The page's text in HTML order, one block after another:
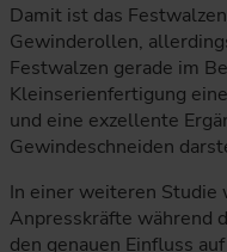
Damit ist das
Gewinderollen,
Festwalzen gerade im
Kleinserienfertigung
und eine exzellente
Gewindeschneiden
In einer weiteren Studie
Anpresskräfte während
den genauen Einfluss